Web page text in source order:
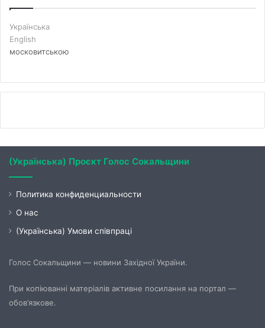
Українська
English
московитською
(Українська) Проєкт Голос Сокальщини
Политика конфиденциальности
О нас
(Українська) Умови співпраці
Голос Сокальщини — новини Західної України.
При копіюванні матеріалів активне посилання на портал —
обов’язкове.